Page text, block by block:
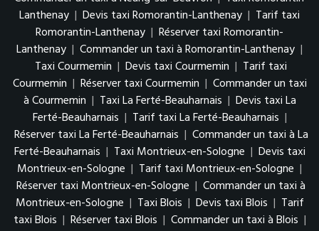
Lanthenay | Devis taxi Romorantin-Lanthenay | Tarif taxi
Romorantin-Lanthenay | Réserver taxi Romorantin-
Lanthenay | Commander un taxi à Romorantin-Lanthenay |
Taxi Courmemin | Devis taxi Courmemin | Tarif taxi
Courmemin | Réserver taxi Courmemin | Commander un taxi
à Courmemin | Taxi La Ferté-Beauharnais | Devis taxi La
Ferté-Beauharnais | Tarif taxi La Ferté-Beauharnais |
Réserver taxi La Ferté-Beauharnais | Commander un taxi à La
Ferté-Beauharnais | Taxi Montrieux-en-Sologne | Devis taxi
Montrieux-en-Sologne | Tarif taxi Montrieux-en-Sologne |
Réserver taxi Montrieux-en-Sologne | Commander un taxi à
Montrieux-en-Sologne | Taxi Blois | Devis taxi Blois | Tarif
taxi Blois | Réserver taxi Blois | Commander un taxi à Blois |